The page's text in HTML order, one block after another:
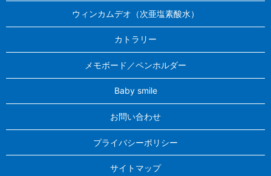
ウィンカムデオ（次亜塩素酸水）
カトラリー
メモボード／ペンホルダー
Baby smile
お問い合わせ
プライバシーポリシー
サイトマップ